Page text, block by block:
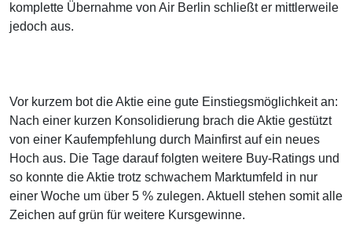
komplette Übernahme von Air Berlin schließt er mittlerweile
jedoch aus.
Vor kurzem bot die Aktie eine gute Einstiegsmöglichkeit an:
Nach einer kurzen Konsolidierung brach die Aktie gestützt
von einer Kaufempfehlung durch Mainfirst auf ein neues
Hoch aus. Die Tage darauf folgten weitere Buy-Ratings und
so konnte die Aktie trotz schwachem Marktumfeld in nur
einer Woche um über 5 % zulegen. Aktuell stehen somit alle
Zeichen auf grün für weitere Kursgewinne.